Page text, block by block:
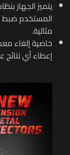
يتميز الجهاز
المستخدم ضبط
مثالية.
خاصية إلغاء
إعطاء أي نتائج